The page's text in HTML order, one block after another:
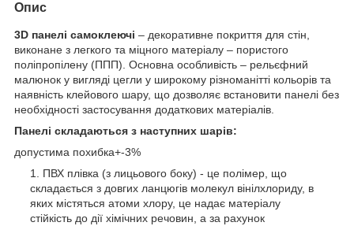
Опис
3D панелі самоклеючі – декоративне покриття для стін,
виконане з легкого та міцного матеріалу – пористого
поліпропілену (ППП). Основна особливість – рельєфний
малюнок у вигляді цегли у широкому різноманітті кольорів та
наявність клейового шару, що дозволяє встановити панелі без
необхідності застосування додаткових матеріалів.
Панелі складаються з наступних шарів:
допустима похибка+-3%
ПВХ плівка (з лицьового боку) - це полімер, що
складається з довгих ланцюгів молекул вінілхлориду, в
яких містяться атоми хлору, це надає матеріалу
стійкість до дії хімічних речовин, а за рахунок